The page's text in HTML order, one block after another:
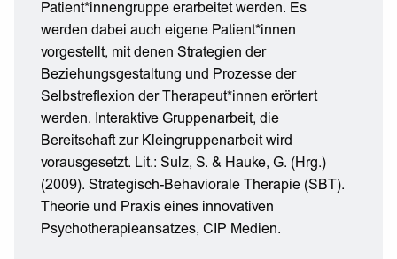
Patient*innengruppe erarbeitet werden. Es
werden dabei auch eigene Patient*innen
vorgestellt, mit denen Strategien der
Beziehungsgestaltung und Prozesse der
Selbstreflexion der Therapeut*innen erörtert
werden. Interaktive Gruppenarbeit, die
Bereitschaft zur Kleingruppenarbeit wird
vorausgesetzt. Lit.: Sulz, S. & Hauke, G. (Hrg.)
(2009). Strategisch-Behaviorale Therapie (SBT).
Theorie und Praxis eines innovativen
Psychotherapieansatzes, CIP Medien.